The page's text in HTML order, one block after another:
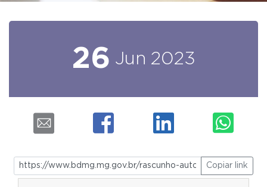
26 Jun 2023
Copiar link